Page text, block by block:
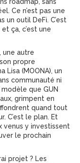
Ce n’est pas une
un outil DeFi. C’est
ça, c’est une
, une autre
propre
Lisa (MOONA), un
communauté ni
que GUN
grimpent en
quand tout
C’est le plan. Et
venus y investissent
le prochain
projet ? Les